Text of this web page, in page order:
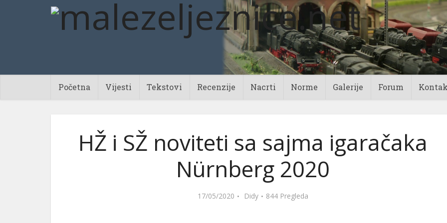
Početna Vijesti Tekstovi Recenzije Nacrti Norme Galerije Forum
HŽ i SŽ noviteti sa sajma igaračaka
Nürnberg 2020
17/05/2020 Didy 844 Pregleda